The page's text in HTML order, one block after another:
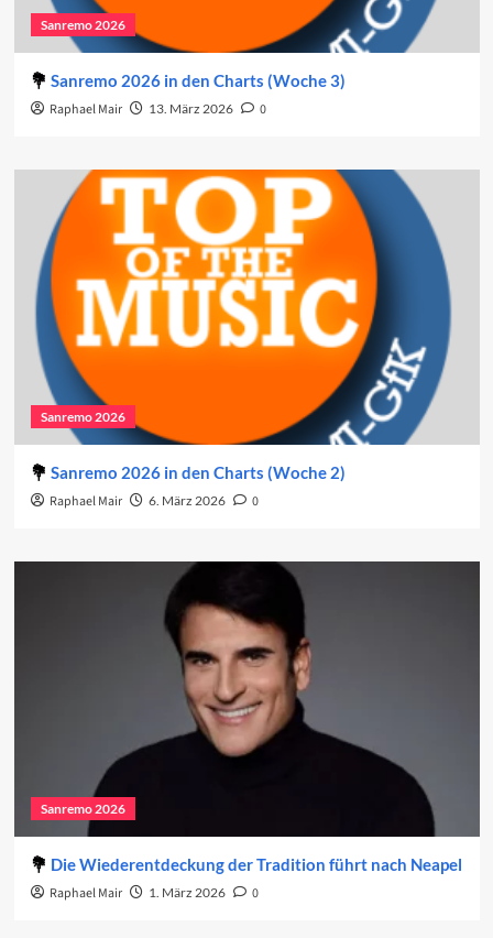
Sanremo 2026
Sanremo 2026 in den Charts (Woche 3)
Raphael Mair 13. März 2026 0
Sanremo 2026
Sanremo 2026 in den Charts (Woche 2)
Raphael Mair 6. März 2026 0
Sanremo 2026
Die Wiederentdeckung der Tradition führt nach Neapel
Raphael Mair 1. März 2026 0